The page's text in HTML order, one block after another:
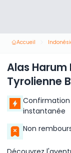
Accueil
Alas Harum
Tyrolienne
Confirmation
instantanée
Non